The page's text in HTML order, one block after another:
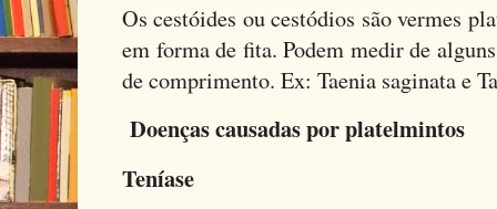
Os cestóides ou cestódios são vermes
em forma de fita. Podem medir de
de comprimento. Ex: Taenia saginata e
Doenças causadas por platelmintos
Teníase